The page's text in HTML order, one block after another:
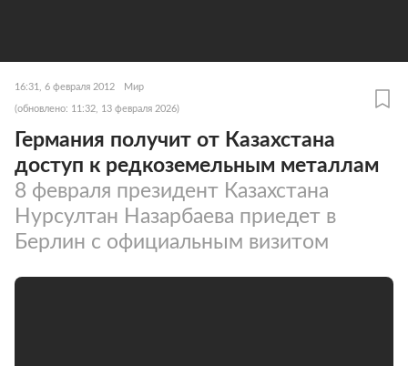
16:31, 6 февраля 2012 Мир
(обновлено: 11:32, 13 февраля 2026)
Германия получит от Казахстана
доступ к редкоземельным металлам
8 февраля президент Казахстана
Нурсултан Назарбаева приедет в
Берлин с официальным визитом